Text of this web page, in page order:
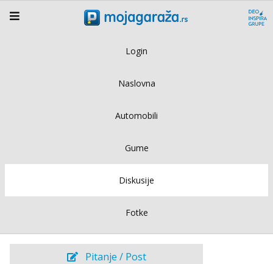
Login
Naslovna
Automobili
Gume
Diskusije
Fotke
Pitanje / Post